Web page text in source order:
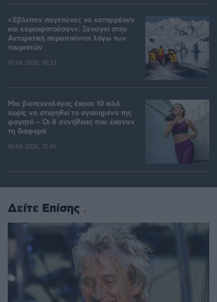
«Έβλεπαν παγετώνες να καταρρέουν
και χειροκροτούσαν»: Ξεναγοί στην
Ανταρκτική παραιτούνται λόγω των
τουριστών
10.08.2026, 10:23
Μια βιοτεχνολόγος έχασε 10 κιλά
χωρίς να στερηθεί το αγαπημένο της
φαγητό – Οι 8 συνήθειες που έκαναν
τη διαφορά
10.08.2026, 12:01
Δείτε Επίσης